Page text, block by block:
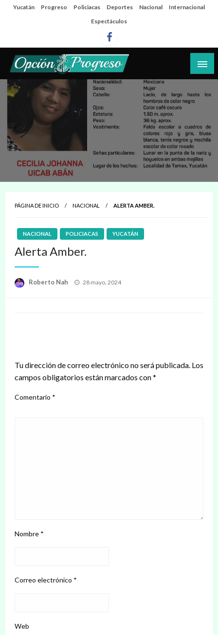
SaltaYucatán Progreso Policiacas Deportes Nacional
Internacional
Espectáculos
Opción Progreso
Las noticias del día a día del puerto
PÁGINA DE INICIO NACIONAL ALERTA AMBER.
NACIONAL POLICIACAS YUCATÁN
Alerta Amber.
Roberto Nah
Publicado
28 mayo, 2024
Tu dirección de correo electrónico no será publicada. Los
campos obligatorios están marcados con*
Comentario *
Nombre *
Correo electrónico *
Web